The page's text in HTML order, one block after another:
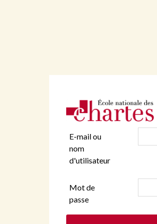
E-mail ou
nom
d'utilisateur
Mot de
passe